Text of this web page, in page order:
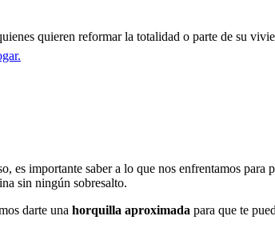
quieren reformar la totalidad o parte de su
es importante saber a lo que nos enfrentamos
sin ningún sobresalto.
darte una horquilla aproximada para que te